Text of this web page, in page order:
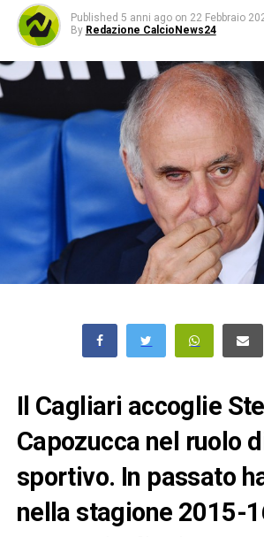
Published 5 anni ago on 22 Febbraio
By Redazione CalcioNews24
Il Cagliari accoglie
Capozucca nel ruolo
sportivo. In passato
nella stagione 2015-